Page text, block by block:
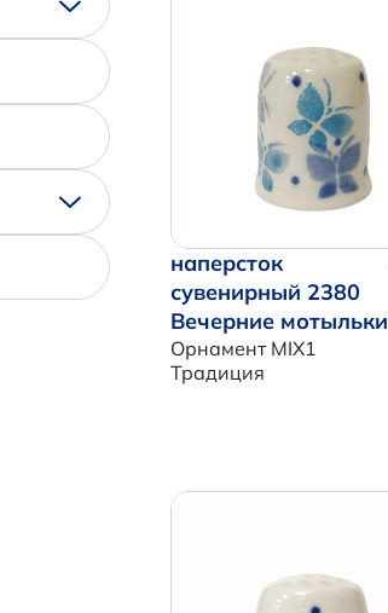
наперсток
сувенирный 2380
Вечерние мотыльки
Орнамент MIX1
Традиция